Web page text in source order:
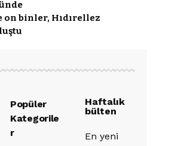
on binler, Hıdırellez
Popüler
Kategorile
r
Haftalık
bülten
En yeni